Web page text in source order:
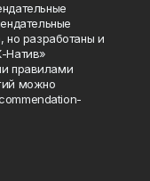
но разработаны и
Натив»
правилами
можно